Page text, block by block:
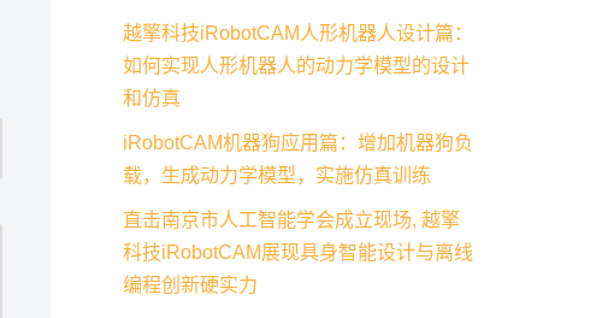
越擎科技iRobotCAM人形机器人设计篇：
如何实现人形机器人的动力学模型的设计
和仿真
iRobotCAM机器狗应用篇：增加机器狗负
载，生成动力学模型，实施仿真训练
直击南京市人工智能学会成立现场, 越擎
科技iRobotCAM展现具身智能设计与离线
编程创新硬实力